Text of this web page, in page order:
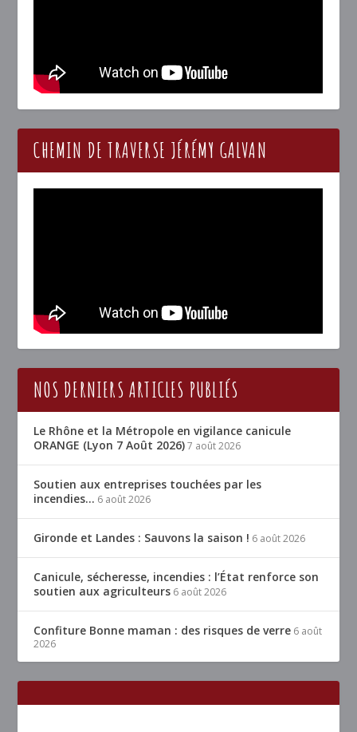
CHEMIN DE TRAVERSE JÉRÉMY GALVAN
NOS DERNIERS ARTICLES PUBLIÉS
Le Rhône et la Métropole en vigilance canicule
ORANGE (Lyon 7 Août 2026) 7 août 2026
Soutien aux entreprises touchées par les
incendies… 6 août 2026
Gironde et Landes : Sauvons la saison ! 6 août 2026
Canicule, sécheresse, incendies : l’État renforce son
soutien aux agriculteurs 6 août 2026
Confiture Bonne maman : des risques de verre 6 août
2026